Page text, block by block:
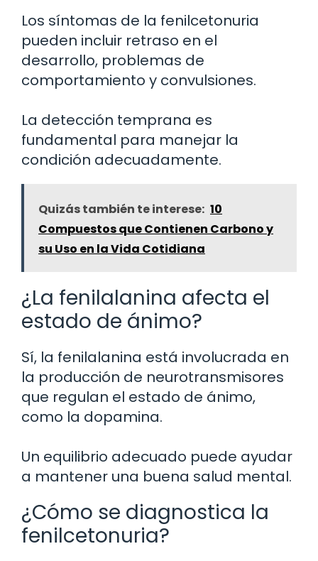
Los síntomas de la fenilcetonuria
pueden incluir retraso en el
desarrollo, problemas de
comportamiento y convulsiones.
La detección temprana es
fundamental para manejar la
condición adecuadamente.
Quizás también te interese: 10
Compuestos que Contienen Carbono y
su Uso en la Vida Cotidiana
¿La fenilalanina afecta el
estado de ánimo?
Sí, la fenilalanina está involucrada en
la producción de neurotransmisores
que regulan el estado de ánimo,
como la dopamina.
Un equilibrio adecuado puede ayudar
a mantener una buena salud mental.
¿Cómo se diagnostica la
fenilcetonuria?